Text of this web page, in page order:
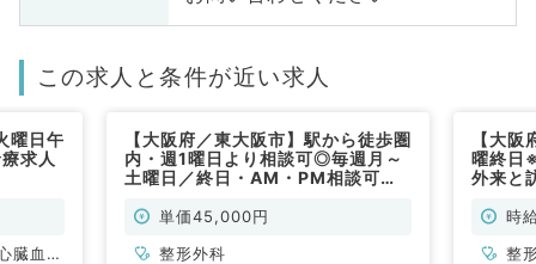
この求人と条件が近い求人
曜日午
求人
臓血管
【大阪府／東大阪市】駅から徒歩圏
内・週1曜日より相談可◎毎週月～
土曜日／終日・AM・PM相談可
す（整形外科／非常勤）
単価45,000円
整形外科
【大
曜終日
外来と
時
整